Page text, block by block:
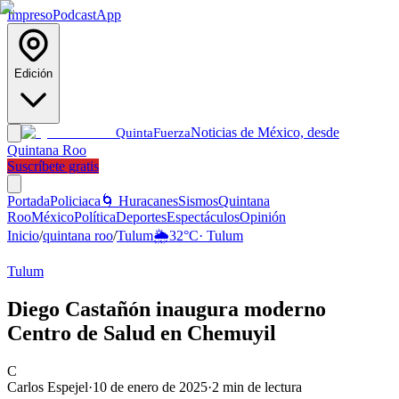
ImpresoPodcastApp
Edición
QuintaFuerzaNoticias de México, desde
Quintana Roo
Suscríbete gratis
PortadaPoliciaca 🌀 HuracanesSismosQuintana
RooMéxicoPolíticaDeportesEspectáculosOpinión
Inicio/quintana roo/Tulum🌦️32°C· Tulum
Tulum
Diego Castañón inaugura moderno
Centro de Salud en Chemuyil
C
Carlos Espejel·10 de enero de 2025·2 min de lectura